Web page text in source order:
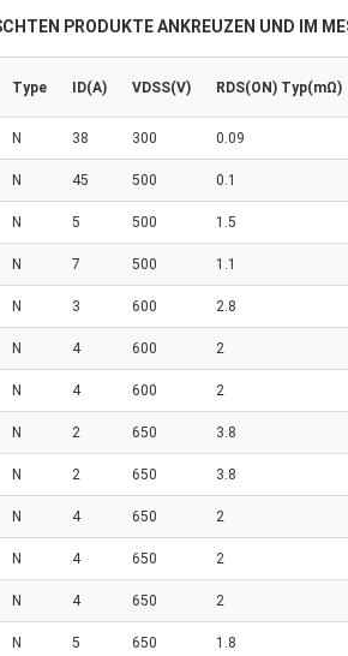
PRODUKTE ANKREUZEN UND IM
Type ID(A) VDSS(V) RDS(ON) Typ(mΩ)
N 38 300 0.09
N 45 500 0.1
N 5 500 1.5
N 7 500 1.1
N 3 600 2.8
N 4 600 2
N 4 600 2
N 2 650 3.8
N 2 650 3.8
N 4 650 2
N 4 650 2
N 4 650 2
N 5 650 1.8